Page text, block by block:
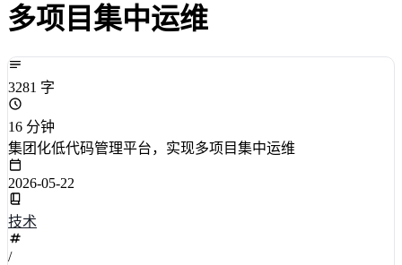
多项目集中运维
3281 字
16 分钟
集团化低代码管理平台，实现多项目集中运维
2026-05-22
技术
/